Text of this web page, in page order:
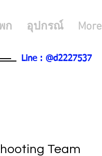
ก อุปกรณ์ More
Line : @d2227537
Team